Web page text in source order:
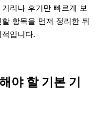
리나 후기만 빠르게 보
항목을 먼저 정리한 뒤
입니다.
야 할 기본 기